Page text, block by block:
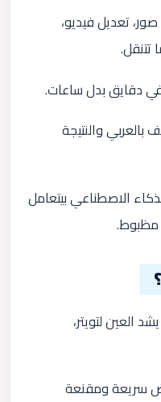
تعديل فيديو،
دقايق بدل ساعات.
والنتيجة
الاصطناعي بيتعامل
مظبوط.
العين لتويتر،
سريعة ومقنعة